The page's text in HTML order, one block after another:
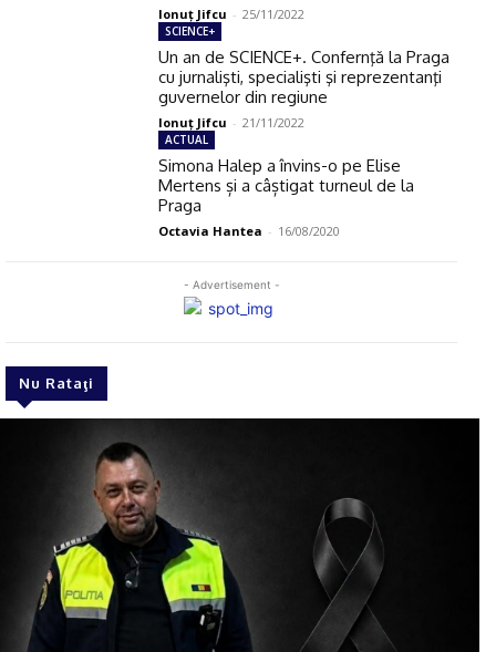
- Advertisement -
Nu Rataţi
Ionuţ Jifcu - 25/11/2022
SCIENCE+
Un an de SCIENCE+. Confernţă la Praga
cu jurnalişti, specialişti şi reprezentanţi
guvernelor din regiune
Ionuţ Jifcu - 21/11/2022
ACTUAL
Simona Halep a învins-o pe Elise
Mertens și a câștigat turneul de la
Praga
Octavia Hantea - 16/08/2020